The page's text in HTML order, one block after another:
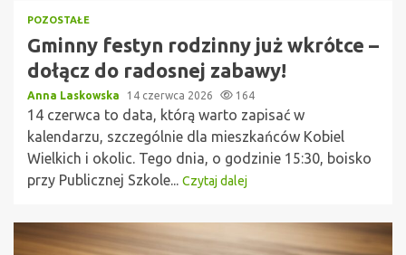
POZOSTAŁE
Gminny festyn rodzinny już wkrótce –
dołącz do radosnej zabawy!
Anna Laskowska 14 czerwca 2026 164
14 czerwca to data, którą warto zapisać w
kalendarzu, szczególnie dla mieszkańców Kobiel
Wielkich i okolic. Tego dnia, o godzinie 15:30, boisko
przy Publicznej Szkole... Czytaj dalej